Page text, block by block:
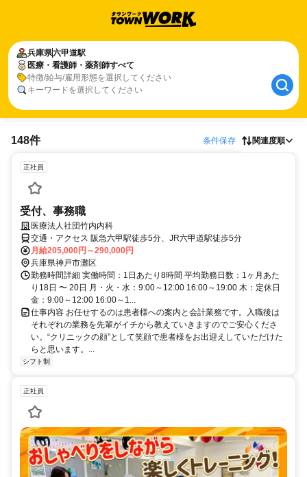
兵庫県六甲道駅
医療・看護師・薬剤師すべて
特徴/給与/雇用形態を選択してください
キーワードを選択してください
148件 条件保存 関連度順
正社員
受付、事務職
医療法人社団竹内内科
交通・アクセス 阪急六甲駅徒歩5分、JR六甲道駅徒歩5分
月給205,000円～290,000円
兵庫県神戸市灘区
勤務時間詳細 実働時間：1日あたり8時間 平均勤務日数：1ヶ月あた
り18日 〜 20日 月・火・水：9:00～12:00 16:00～19:00 木：定休日
金：9:00～12:00 16:00～1...
仕事内容 お任せするのは患者様への案内と会計業務です。入職後は
それぞれの業務を先輩がイチから教えていきますのでご安心くださ
い。“クリニックの顔”として笑顔で患者様をお出迎えしていただけた
らと思います。...
シフト制
正社員